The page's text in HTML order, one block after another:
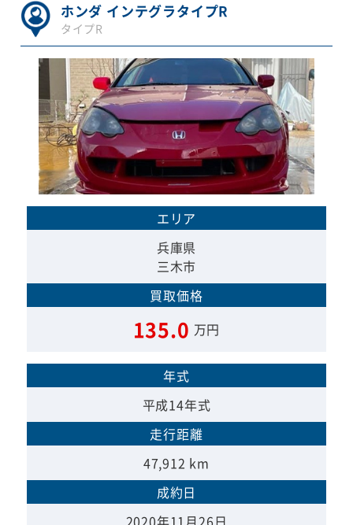
ホンダ インテグラタイプR
タイプR
エリア
兵庫県
三木市
買取価格
135.0 万円
年式
平成14年式
走行距離
47,912 km
成約日
2020年11月26日